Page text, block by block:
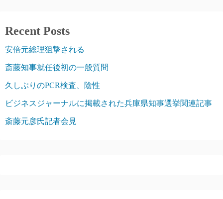
Recent Posts
安倍元総理狙撃される
斎藤知事就任後初の一般質問
久しぶりのPCR検査、陰性
ビジネスジャーナルに掲載された兵庫県知事選挙関連記事
斎藤元彦氏記者会見